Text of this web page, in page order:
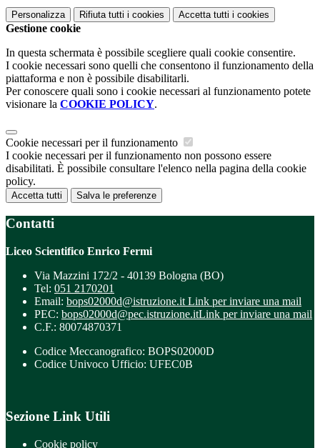
Personalizza Rifiuta tutti i cookies Accetta tutti i cookies
Gestione cookie
In questa schermata è possibile scegliere quali cookie consentire.
I cookie necessari sono quelli che consentono il funzionamento della
piattaforma e non è possibile disabilitarli.
Per conoscere quali sono i cookie necessari al funzionamento potete
visionare la COOKIE POLICY.
Cookie necessari per il funzionamento
I cookie necessari per il funzionamento non possono essere
disabilitati. È possibile consultare l'elenco nella pagina della cookie
policy.
Accetta tutti Salva le preferenze
Contatti
Liceo Scientifico Enrico Fermi
Via Mazzini 172/2 - 40139 Bologna (BO)
Tel: 051 2170201
Email: bops02000d@istruzione.it Link per inviare una mail
PEC: bops02000d@pec.istruzione.itLink per inviare una mail
C.F.: 80074870371
Codice Meccanografico: BOPS02000D
Codice Univoco Ufficio: UFEC0B
Sezione Link Utili
Cookie policy